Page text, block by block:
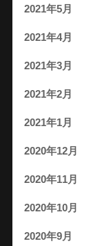
2021年5月
2021年4月
2021年3月
2021年2月
2021年1月
2020年12月
2020年11月
2020年10月
2020年9月